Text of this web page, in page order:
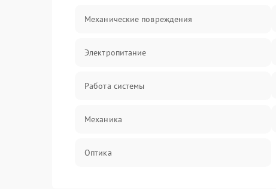
Механические повреждения
Электропитание
Работа системы
Механика
Оптика